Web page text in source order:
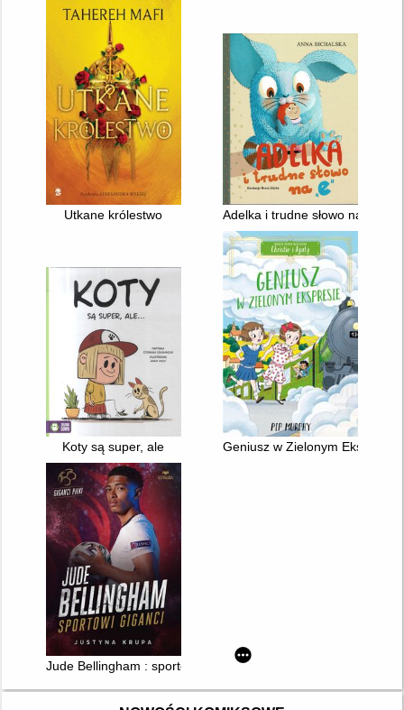
Utkane królestwo Adelka i trudne słowo na "e"
Koty są super, ale Geniusz w Zielonym Ekspresie
Jude Bellingham : sportowi giganci